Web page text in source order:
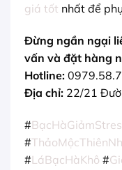
giá tốt nhất để
Đừng ngần ngại
vấn và đặt hàng
Hotline:
Địa chỉ: 22/21
#
#
#LáBạcHàKhô #